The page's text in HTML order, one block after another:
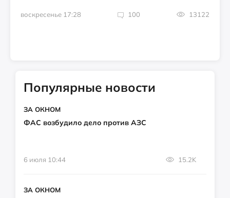
воскресенье 17:28 100 13122
Популярные новости
ЗА ОКНОМ
ФАС возбудило дело против АЗС
6 июля 10:44 15.2K
ЗА ОКНОМ